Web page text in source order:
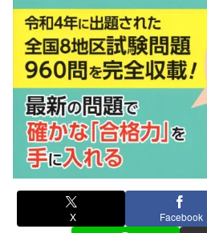
X Facebook